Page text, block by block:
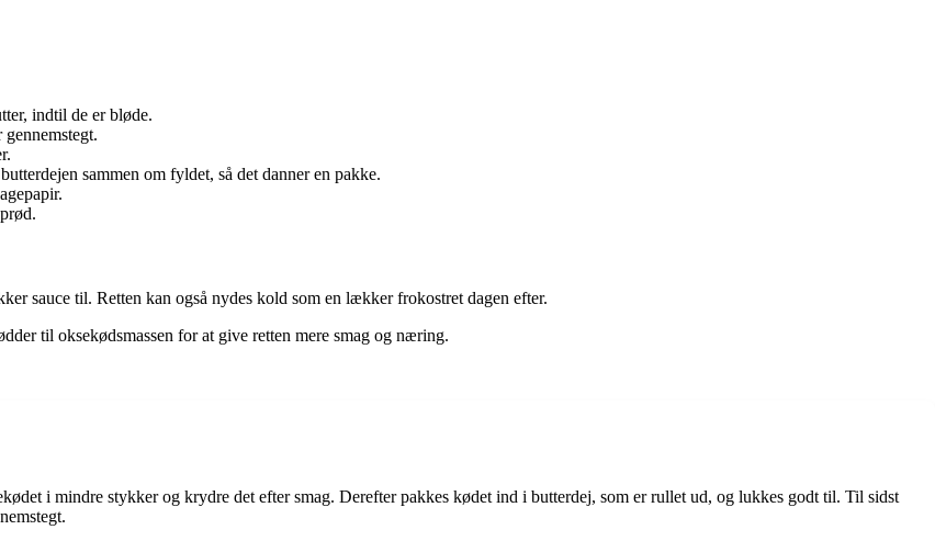
indtil de er bløde.
sammen om fyldet, så det danner en pakke.
sauce til. Retten kan også nydes kold som en lækker frokostret dagen efter.
til oksekødsmassen for at give retten mere smag og næring.
i mindre stykker og krydre det efter smag. Derefter pakkes kødet ind i butterdej, som er rullet ud, og lukkes godt til. Til sidst